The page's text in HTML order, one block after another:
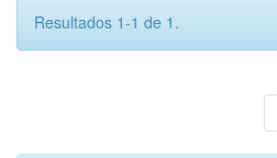
Resultados 1-1 de 1.